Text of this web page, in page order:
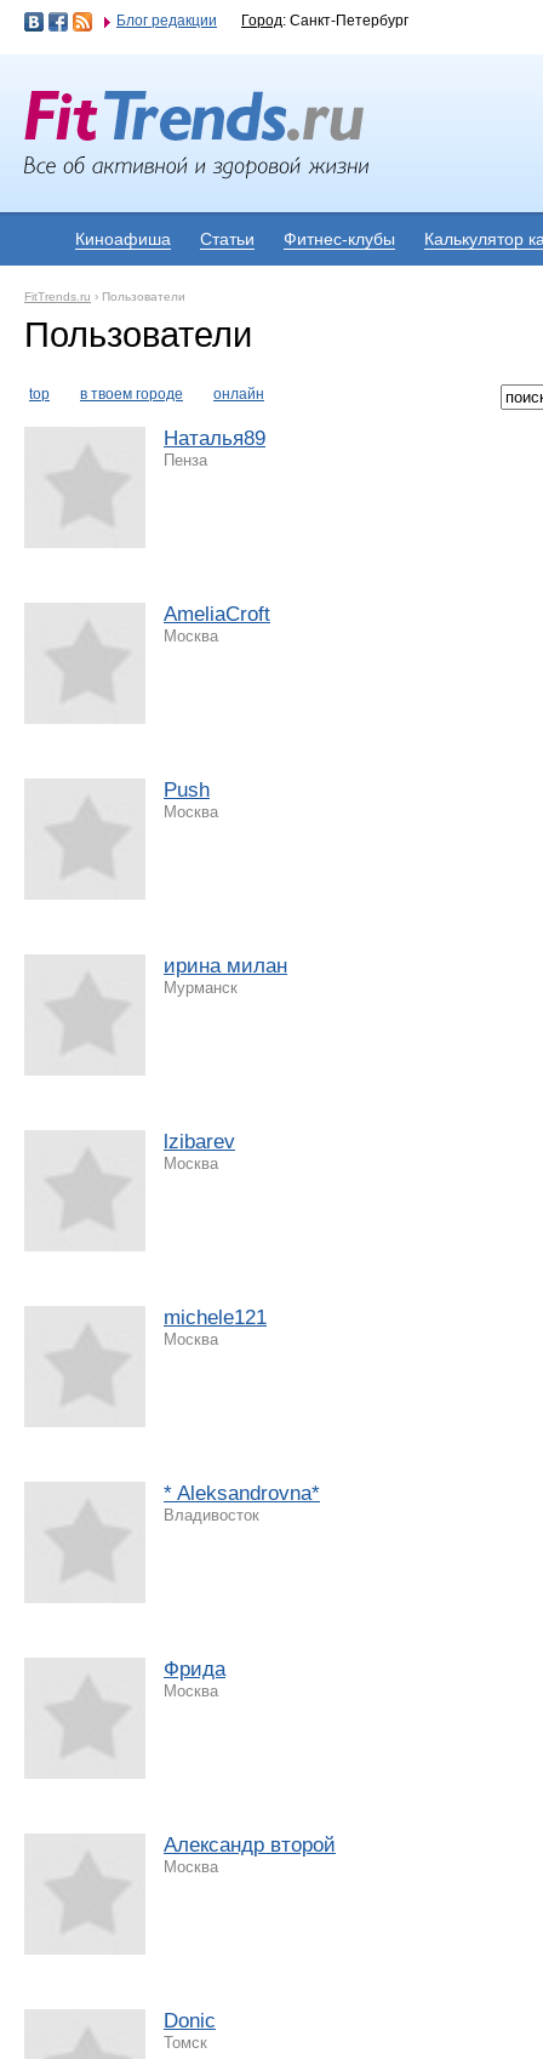
Блог редакции Город: Санкт-Петербург
Киноафиша Статьи Фитнес-клубы Калькулятор
FitTrends.ru › Пользователи
Пользователи
top в твоем городе онлайн
Наталья89
Пенза
AmeliaCroft
Москва
Push
Москва
ирина милан
Мурманск
lzibarev
Москва
michele121
Москва
* Aleksandrovna*
Владивосток
Фрида
Москва
Александр второй
Москва
Donic
Томск